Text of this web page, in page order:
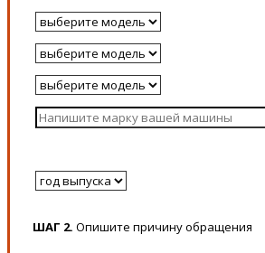
ШАГ 2. Опишите причину обращения